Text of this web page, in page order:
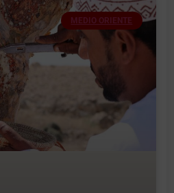
MEDIO ORIENTE